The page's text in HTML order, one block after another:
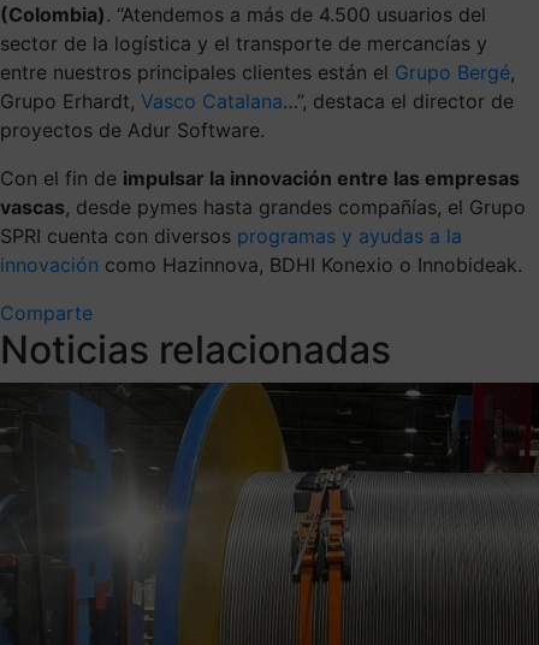
(Colombia). “Atendemos a más de 4.500 usuarios del
sector de la logística y el transporte de mercancías y
entre nuestros principales clientes están el Grupo Bergé,
Grupo Erhardt, Vasco Catalana…”, destaca el director de
proyectos de Adur Software.
Con el fin de impulsar la innovación entre las empresas
vascas, desde pymes hasta grandes compañías, el Grupo
SPRI cuenta con diversos programas y ayudas a la
innovación como Hazinnova, BDHI Konexio o Innobideak.
Comparte
Noticias relacionadas